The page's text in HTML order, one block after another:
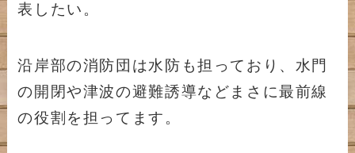
表したい。
沿岸部の消防団は水防も担っており、水門
の開閉や津波の避難誘導などまさに最前線
の役割を担ってます。